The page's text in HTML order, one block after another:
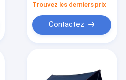
Trouvez les derniers prix
Contactez